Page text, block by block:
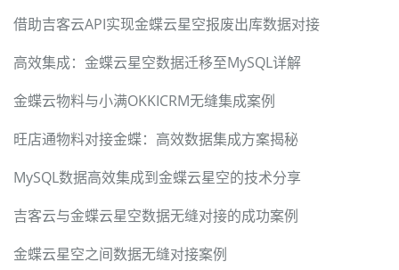
借助吉客云API实现金蝶云星空报废出库数据对接
高效集成：金蝶云星空数据迁移至MySQL详解
金蝶云物料与小满OKKICRM无缝集成案例
旺店通物料对接金蝶：高效数据集成方案揭秘
MySQL数据高效集成到金蝶云星空的技术分享
吉客云与金蝶云星空数据无缝对接的成功案例
金蝶云星空之间数据无缝对接案例